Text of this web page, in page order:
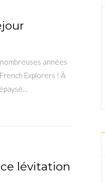
années
Explorers ! À
lévitation